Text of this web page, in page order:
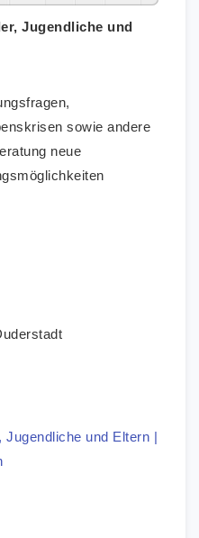
Jugendliche und
sowie andere
neue
Jugendliche und Eltern |